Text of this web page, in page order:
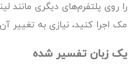
را روی پلتفرم‌های دیگری مانند
مک اجرا کنید، نیازی به تغییر
یک زبان تفسیر شده